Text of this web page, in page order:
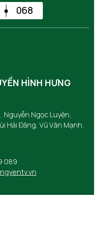
068
HÌNH HƯNG
Nguyễn Ngọc Luyện,
Hải Đăng, Vũ Văn Mạnh,
089